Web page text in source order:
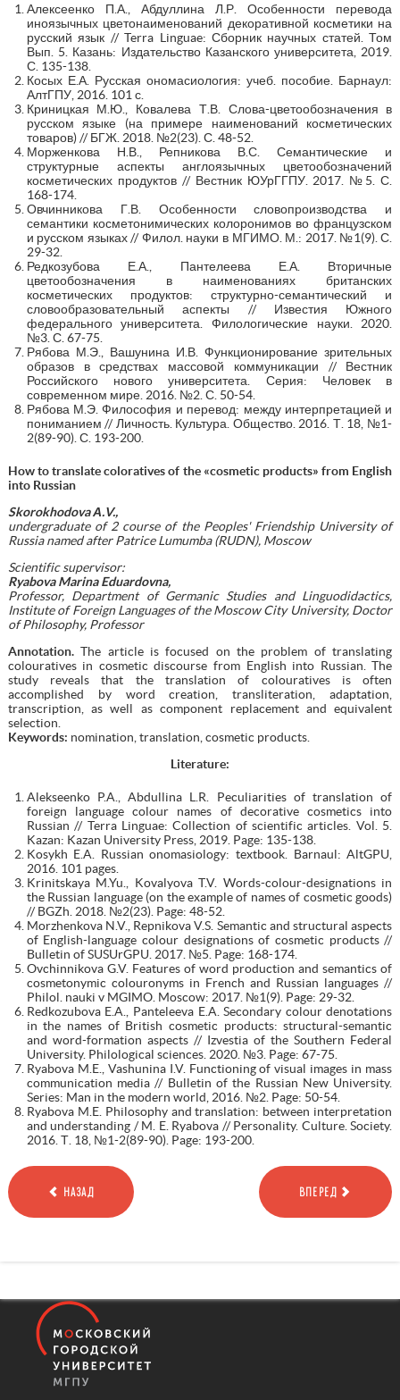
Алексеенко П.А., Абдуллина Л.Р. Особенности перевода
иноязычных цветонаименований декоративной косметики на
русский язык // Terra Linguae: Сборник научных статей. Том
Вып. 5. Казань: Издательство Казанского университета, 2019.
С. 135-138.
Косых Е.А. Русская ономасиология: учеб. пособие. Барнаул:
АлтГПУ, 2016. 101 с.
Криницкая М.Ю., Ковалева Т.В. Слова-цветообозначения в
русском языке (на примере наименований косметических
товаров) // БГЖ. 2018. №2(23). С. 48-52.
Морженкова Н.В., Репникова В.С. Семантические и
структурные аспекты англоязычных цветообозначений
косметических продуктов // Вестник ЮУрГГПУ. 2017. №5. С.
168-174.
Овчинникова Г.В. Особенности словопроизводства и
семантики косметонимических колоронимов во французском
и русском языках // Филол. науки в МГИМО. М.: 2017. №1(9). С.
29-32.
Редкозубова Е.А., Пантелеева Е.А. Вторичные
цветообозначения в наименованиях британских
косметических продуктов: структурно-семантический и
словообразовательный аспекты // Известия Южного
федерального университета. Филологические науки. 2020.
№3. С. 67-75.
Рябова М.Э., Вашунина И.В. Функционирование зрительных
образов в средствах массовой коммуникации // Вестник
Российского нового университета. Серия: Человек в
современном мире. 2016. №2. С. 50-54.
Рябова М.Э. Философия и перевод: между интерпретацией и
пониманием // Личность. Культура. Общество. 2016. Т. 18, №1-
2(89-90). С. 193-200.
How to translate coloratives of the «cosmetic products» from English
into Russian
SkorokhodovaА.V.,
undergraduate of 2 course of the Peoples' Friendship University of
Russia named after Patrice Lumumba (RUDN), Moscow
Scientific supervisor:
Ryabova Marina Eduardovna,
Professor, Department of Germanic Studies and Linguodidactics,
Institute of Foreign Languages of the Moscow City University, Doctor
of Philosophy, Professor
Annotation.The article is focused on the problem of translating
colouratives in cosmetic discourse from English into Russian. The
study reveals that the translation of colouratives is often
accomplished by word creation, transliteration, adaptation,
transcription, as well as component replacement and equivalent
selection.
Keywords: nomination, translation, cosmetic products.
Literature:
Alekseenko P.A., Abdullina L.R. Peculiarities of translation of
foreign language colour names of decorative cosmetics into
Russian // Terra Linguae: Collection of scientific articles. Vol. 5.
Kazan: Kazan University Press, 2019. Page: 135-138.
Kosykh E.A. Russian onomasiology: textbook. Barnaul: AltGPU,
2016. 101 pages.
Krinitskaya M.Yu., Kovalyova T.V. Words-colour-designations in
the Russian language (on the example of names of cosmetic goods)
// BGZh. 2018. №2(23). Page: 48-52.
Morzhenkova N.V., Repnikova V.S. Semantic and structural aspects
of English-language colour designations of cosmetic products //
Bulletin of SUSUrGPU. 2017. №5. Page: 168-174.
Ovchinnikova G.V. Features of word production and semantics of
cosmetonymic colouronyms in French and Russian languages //
Philol. nauki v MGIMO. Moscow: 2017. №1(9). Page: 29-32.
Redkozubova E.A., Panteleeva E.A. Secondary colour denotations
in the names of British cosmetic products: structural-semantic
and word-formation aspects // Izvestia of the Southern Federal
University. Philological sciences. 2020. №3. Page: 67-75.
Ryabova M.E., Vashunina I.V. Functioning of visual images in mass
communication media // Bulletin of the Russian New University.
Series: Man in the modern world, 2016. №2. Page: 50-54.
Ryabova M.E. Philosophy and translation: between interpretation
and understanding / M. E. Ryabova // Personality. Culture. Society.
2016. Т. 18, №1-2(89-90). Page: 193-200.
НАЗАД ВПЕРЕД